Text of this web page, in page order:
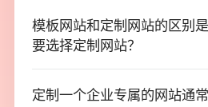
模板网站和定制网站的区别
要选择定制网站？
模板网站和定制网站的区别
要选择定制网站？
定制一个企业专属的网站通
定制一个企业专属的网站通